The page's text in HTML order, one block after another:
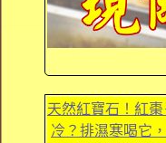
天然紅寶石！紅
冷？排濕寒喝它